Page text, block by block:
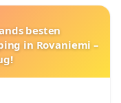
besten
in Rovaniemi –